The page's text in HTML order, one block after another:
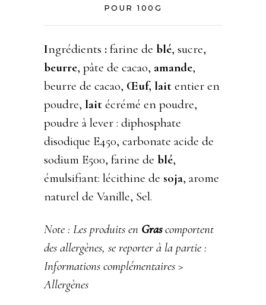
POUR 100G
Ingrédients : farine de blé, sucre,
beurre, pâte de cacao, amande,
beurre de cacao, Œuf, lait entier en
poudre, lait écrémé en poudre,
poudre à lever : diphosphate
disodique E450, carbonate acide de
sodium E500, farine de blé,
émulsifiant: lécithine de soja, arome
naturel de Vanille, Sel.
Note : Les produits en Grascomportent
des allergènes, se reporter à la partie :
Informations complémentaires >
Allergènes